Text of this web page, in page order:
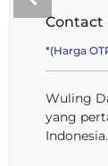
Contact
*(Harga
Wuling
yang